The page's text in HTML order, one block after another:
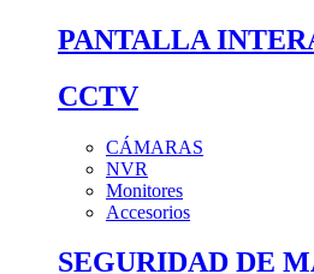
PANTALLA
CCTV
CÁMARAS
NVR
Monitores
Accesorios
SEGURIDAD DE